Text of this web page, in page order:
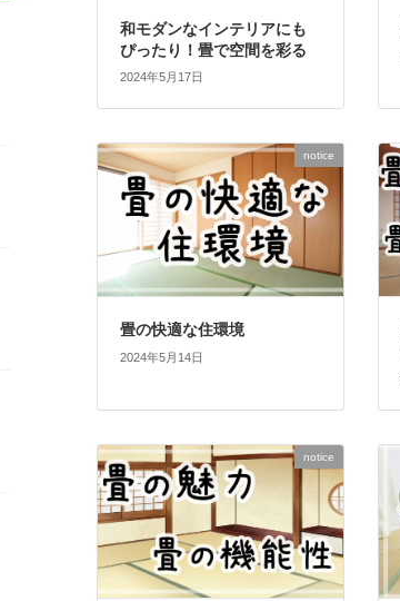
和モダンなインテリアにも
ぴったり！畳で空間を彩る
2024年5月17日
notice
畳の快適な住環境
2024年5月14日
notice